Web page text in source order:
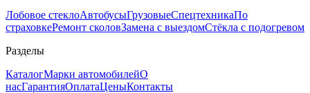
Лобовое стеклоАвтобусыГрузовыеСпецтехникаПо
страховкеРемонт сколовЗамена с выездомСтёкла с подогревом
Разделы
КаталогМарки автомобилейО
насГарантияОплатаЦеныКонтакты